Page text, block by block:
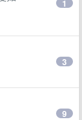
1
3
9